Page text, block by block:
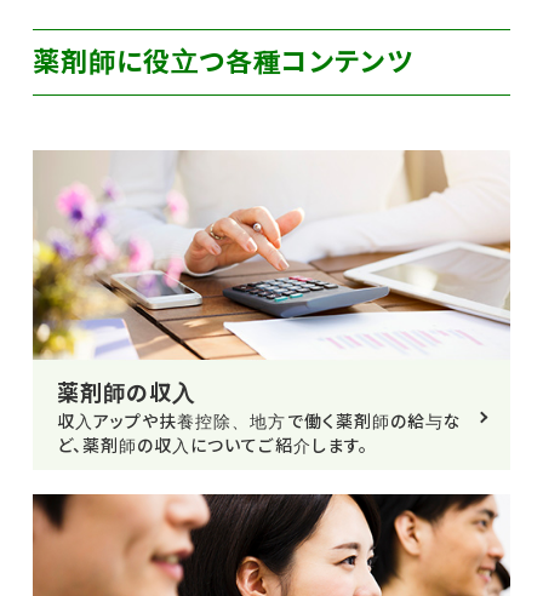
薬剤師に役立つ各種コンテンツ
薬剤師の収入
収入アップや扶養控除、地方で働く薬剤師の給与な
ど、薬剤師の収入についてご紹介します。